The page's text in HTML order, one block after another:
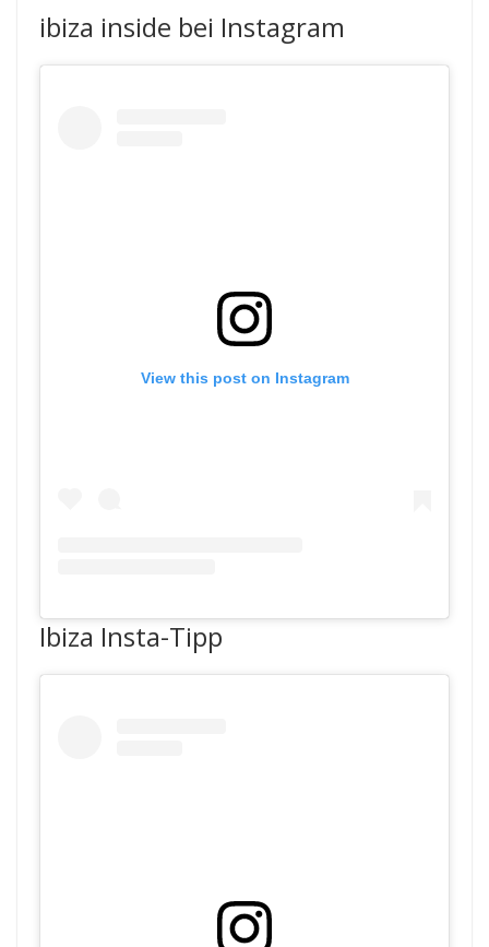
ibiza inside bei Instagram
View this post on Instagram
Ibiza Insta-Tipp